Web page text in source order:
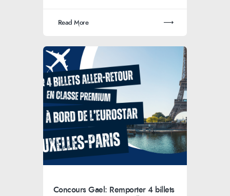
Read More
Concours Gael: Remporter 4 billets